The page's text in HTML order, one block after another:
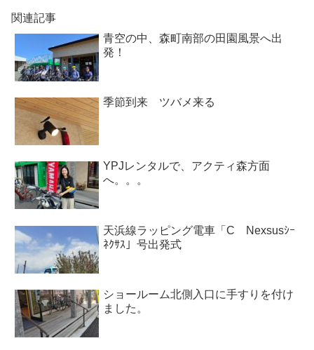
関連記事
青空の中、森町南部の田園風景へ出
発！
季節到来 ツバメ来る
YPJレンタルで、アクティ森方面
へ。。。
天浜線ラッピング電車「C Nexsusｼｰ
ﾈｸｻｽ」号出発式
ショールーム北側入口に手すりを付け
ました。